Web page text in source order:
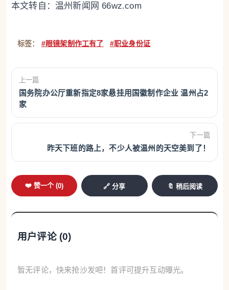
本文转自： 温州新闻网 66wz.com
标签： #眼镜架制作工有了 #职业身份证
上一篇
国务院办公厅重新指定8家悬挂用国徽制作企业 温州占2
家
下一篇
昨天下班的路上，不少人被温州的天空美到了！
❤️ 赞一个 (0) 🔗 分享 🔖 稍后阅读
用户评论 (0)
暂无评论，快来抢沙发吧！首评可提升互动曝光。